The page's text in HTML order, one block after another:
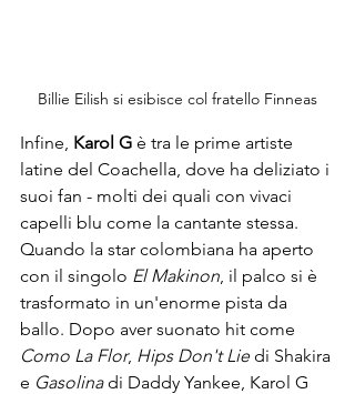
Billie Eilish si esibisce col fratello Finneas
Infine, Karol G è tra le prime artiste
latine del Coachella, dove ha deliziato i
suoi fan - molti dei quali con vivaci
capelli blu come la cantante stessa.
Quando la star colombiana ha aperto
con il singolo El Makinon , il palco si è
trasformato in un'enorme pista da
ballo. Dopo aver suonato hit come
Como La Flor, Hips Don't Lie di Shakira
e Gasolina di Daddy Yankee, Karol G